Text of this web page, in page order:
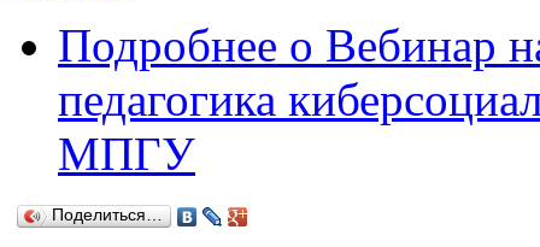
Подробнее о Вебинар
педагогика
МПГУ
Поделиться…